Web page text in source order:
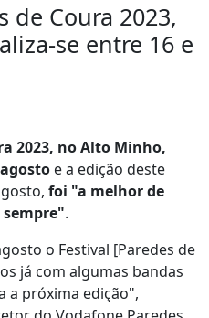
de Coura 2023,
se entre 16 e
2023, no Alto Minho,
e a edição deste
foi "a melhor de
.
o Festival [Paredes de
já com algumas bandas
a próxima edição",